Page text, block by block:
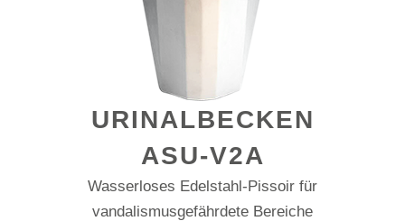
URINALBECKEN
ASU-V2A
Wasserloses Edelstahl-Pissoir für
vandalismusgefährdete Bereiche